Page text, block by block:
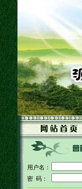
用户名：
密 码：